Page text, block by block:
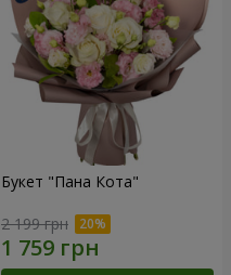
Букет "Пана Кота"
2 199 грн